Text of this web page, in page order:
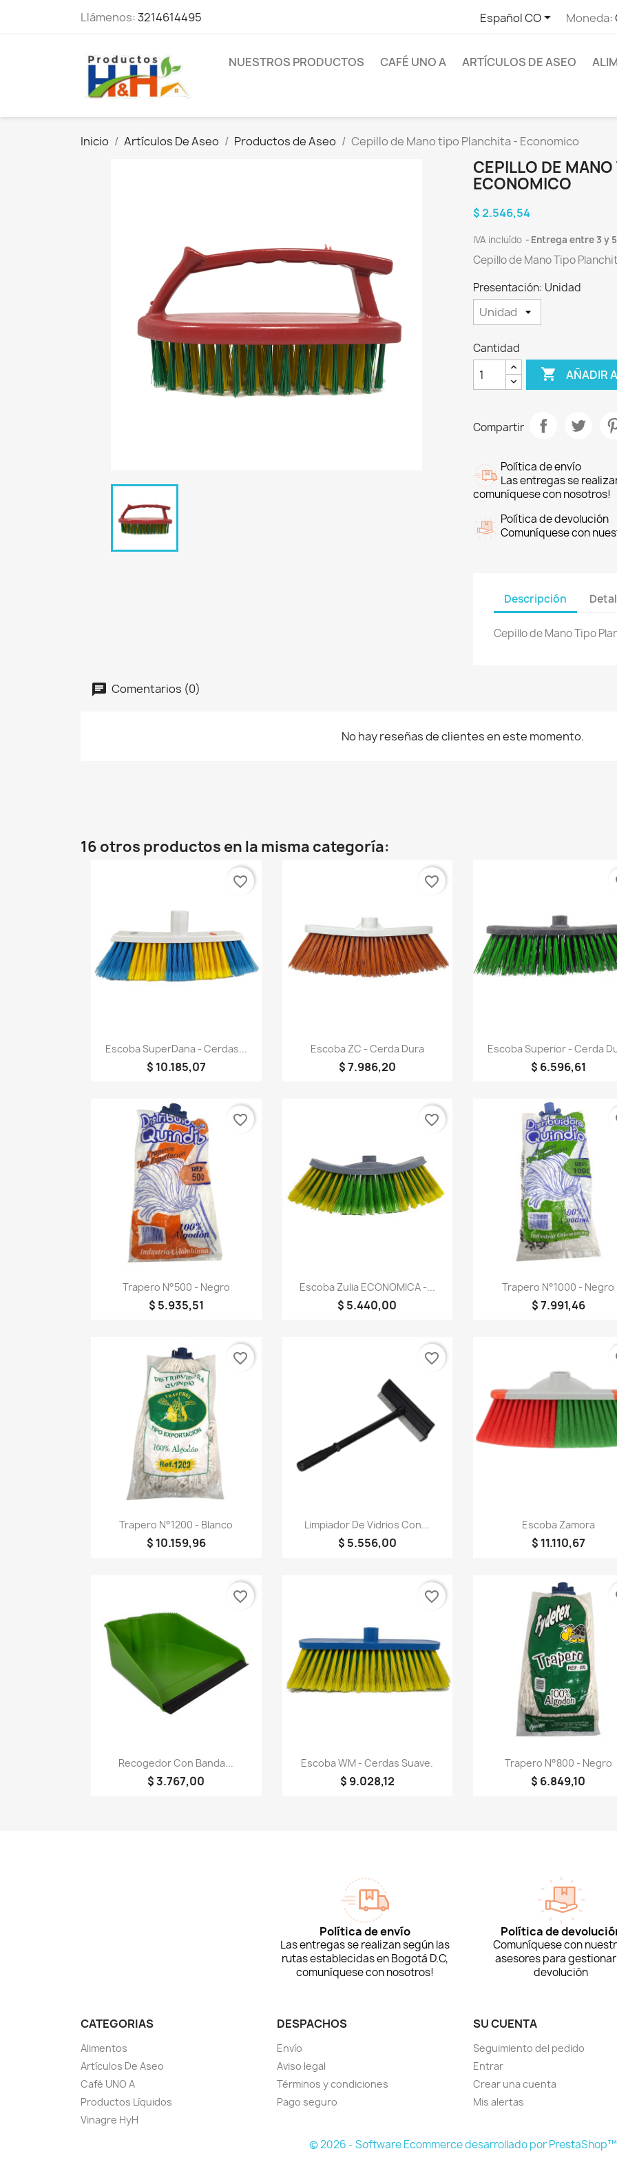
Llámenos:3214614495 Español CO Moneda:
NUESTROS PRODUCTOS CAFÉ UNO A ARTÍCULOS DE ASEO
Inicio Artículos De Aseo Productos de Aseo Cepillo de Mano tipo Planchita - Economico
CEPILLO DE
ECONOMICO
$ 2.546,54
IVA incluído Entrega entre 3 y
Cepillo de Mano Tipo
Presentación: Unidad
Cantidad
 AÑADIR
Compartir
Política de envío
Las entregas se
comuníquese con nosotros!
Política de devolución
Comuníquese con
Descripción
Cepillo de Mano Tipo
Comentarios (0)
No hay reseñas de clientes en este momento.
16 otros productos en la misma categoría:
Vista rápida
Escoba SuperDana - Cerdas...
$ 10.185,07
favorite_border
Vista rápida
Escoba ZC - Cerda Dura
$ 7.986,20
favorite_border
Vista rápida
Escoba Superior - Cerda
$ 6.596,61
Vista rápida
Trapero N°500 - Negro
$ 5.935,51
favorite_border
Vista rápida
Escoba Zulia ECONOMICA -...
$ 5.440,00
favorite_border
Vista rápida
Trapero N°1000 - Negro
$ 7.991,46
Vista rápida
Trapero N°1200 - Blanco
$ 10.159,96
favorite_border
Vista rápida
Limpiador De Vidrios Con...
$ 5.556,00
favorite_border
Vista rápida
Escoba Zamora
$ 11.110,67
Vista rápida
Recogedor Con Banda...
$ 3.767,00
favorite_border
Vista rápida
Escoba WM - Cerdas Suave.
$ 9.028,12
favorite_border
Vista rápida
Trapero N°800 - Negro
$ 6.849,10
Política de envío
Las entregas se realizan según las
rutas establecidas en Bogotá D.C,
comuníquese con nosotros!
Política de
Comuníquese con
asesores para gestionar
devolución
CATEGORIAS
Alimentos
Artículos De Aseo
Café UNO A
Productos Líquidos
Vinagre HyH
DESPACHOS
Envío
Aviso legal
Términos y condiciones
Pago seguro
SU CUENTA
Seguimiento del pedido
Entrar
Crear una cuenta
Mis alertas
© 2026 - Software Ecommerce desarrollado por PrestaShop™